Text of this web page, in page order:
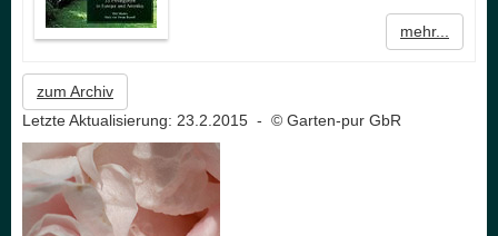
mehr...
zum Archiv
Letzte Aktualisierung: 23.2.2015 - © Garten-pur GbR